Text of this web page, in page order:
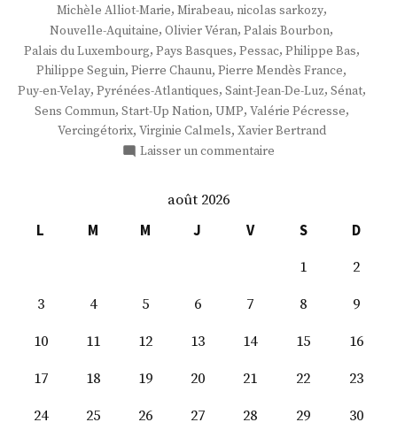
Michèle Alliot-Marie, Mirabeau, nicolas sarkozy,
Nouvelle-Aquitaine, Olivier Véran, Palais Bourbon,
Palais du Luxembourg, Pays Basques, Pessac, Philippe Bas,
Philippe Seguin, Pierre Chaunu, Pierre Mendès France,
Puy-en-Velay, Pyrénées-Atlantiques, Saint-Jean-De-Luz, Sénat,
Sens Commun, Start-Up Nation, UMP, Valérie Pécresse,
Vercingétorix, Virginie Calmels, Xavier Bertrand
Laisser un commentaire
août 2026
L
M M J V S
D
1
2
3
4 5 6 7 8
9
10
11 12 13 14 15
16
17
18 19 20 21 22
23
24
25 26 27 28 29
30